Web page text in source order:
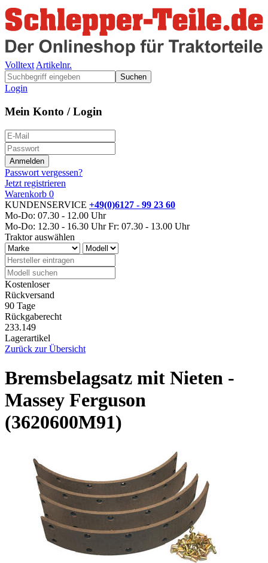
Volltext Artikelnr.
Suchen
Login
Mein Konto / Login
Passwort vergessen?
Jetzt registrieren
Warenkorb 0
KUNDENSERVICE +49(0)6127 - 99 23 60
Mo-Do: 07.30 - 12.00 Uhr
Mo-Do: 12.30 - 16.30 Uhr Fr: 07.30 - 13.00 Uhr
Traktor auswählen
Kostenloser
Rückversand
90 Tage
Rückgaberecht
233.149
Lagerartikel
Zurück zur Übersicht
Bremsbelagsatz mit Nieten -
Massey Ferguson
(3620600M91)